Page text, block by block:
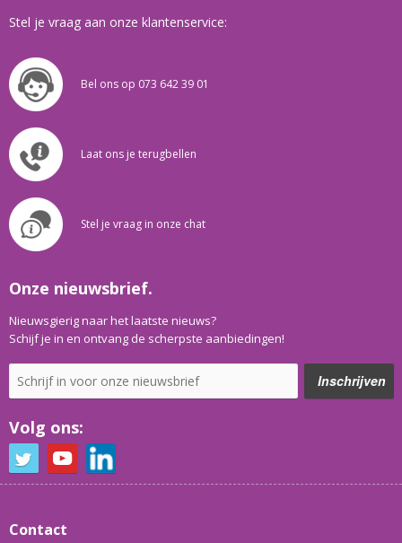
Stel je vraag aan onze klantenservice:
Bel ons op 073 642 39 01
Laat ons je terugbellen
Stel je vraag in onze chat
Onze nieuwsbrief.
Nieuwsgierig naar het laatste nieuws?
Schijf je in en ontvang de scherpste aanbiedingen!
Volg ons:
Contact